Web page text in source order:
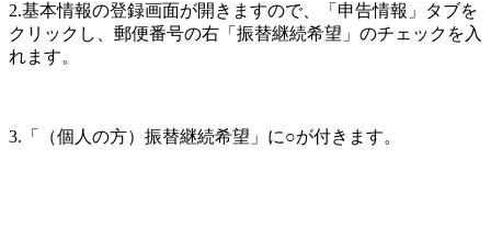
2.基本情報の登録画面が開きますので、「申告情報」タブを
クリックし、郵便番号の右「振替継続希望」のチェックを入
れます。
3.「（個人の方）振替継続希望」に○が付きます。